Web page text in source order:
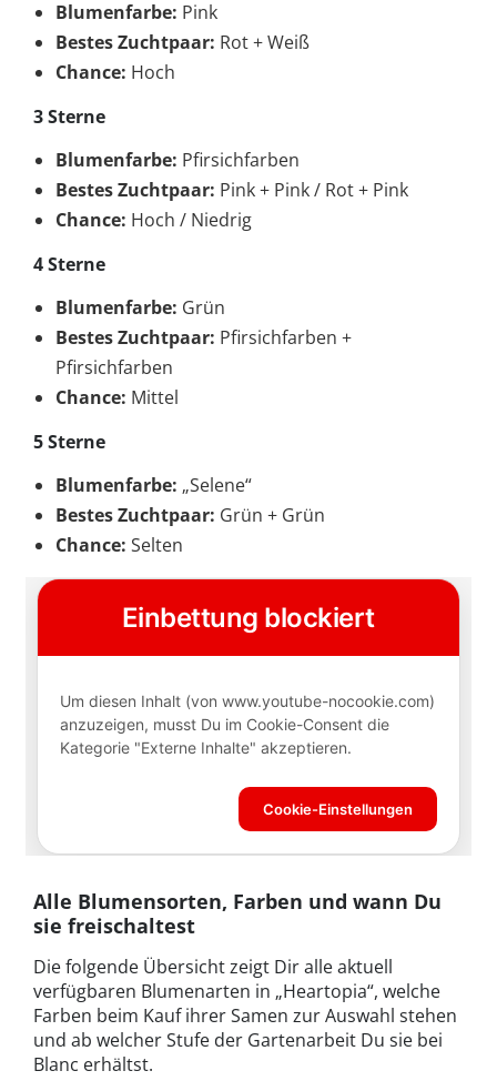
Blumenfarbe: Pink
Bestes Zuchtpaar: Rot + Weiß
Chance: Hoch
3 Sterne
Blumenfarbe: Pfirsichfarben
Bestes Zuchtpaar: Pink + Pink / Rot + Pink
Chance: Hoch / Niedrig
4 Sterne
Blumenfarbe: Grün
Bestes Zuchtpaar: Pfirsichfarben +
Pfirsichfarben
Chance: Mittel
5 Sterne
Blumenfarbe: „Selene“
Bestes Zuchtpaar: Grün + Grün
Chance: Selten
Alle Blumensorten, Farben und wann Du
sie freischaltest
Die folgende Übersicht zeigt Dir alle aktuell
verfügbaren Blumenarten in „Heartopia“, welche
Farben beim Kauf ihrer Samen zur Auswahl stehen
und ab welcher Stufe der Gartenarbeit Du sie bei
Blanc erhältst.